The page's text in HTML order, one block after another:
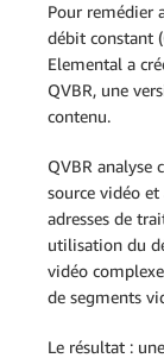
Pour remédier
débit constant
Elemental a
QVBR, une
contenu.
QVBR analyse
source vidéo
adresses de
utilisation du
vidéo
de segments
Le résultat :